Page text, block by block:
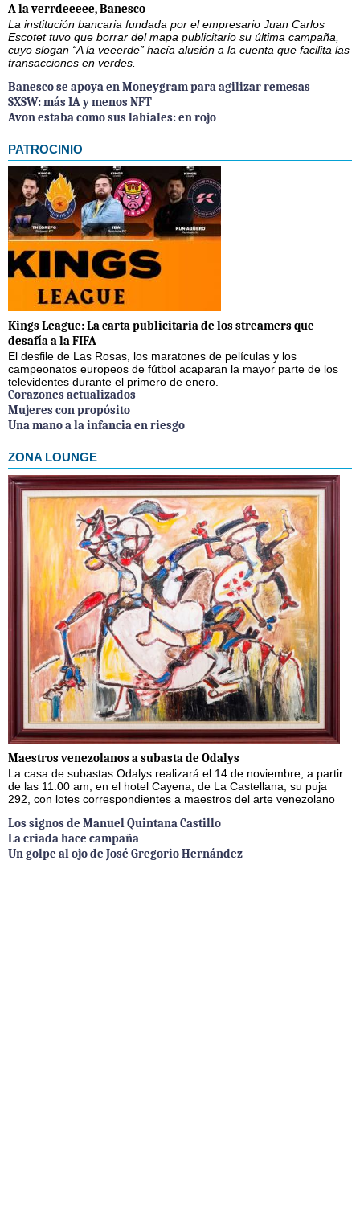
A la verrdeeeee, Banesco
La institución bancaria fundada por el empresario Juan Carlos
Escotet tuvo que borrar del mapa publicitario su última campaña,
cuyo slogan “A la veeerde” hacía alusión a la cuenta que facilita las
transacciones en verdes.
Banesco se apoya en Moneygram para agilizar remesas
SXSW: más IA y menos NFT
Avon estaba como sus labiales: en rojo
PATROCINIO
Kings League: La carta publicitaria de los streamers que
desafía a la FIFA
El desfile de Las Rosas, los maratones de películas y los
campeonatos europeos de fútbol acaparan la mayor parte de los
televidentes durante el primero de enero.
Corazones actualizados
Mujeres con propósito
Una mano a la infancia en riesgo
ZONA LOUNGE
Maestros venezolanos a subasta de Odalys
La casa de subastas Odalys realizará el 14 de noviembre, a partir
de las 11:00 am, en el hotel Cayena, de La Castellana, su puja
292, con lotes correspondientes a maestros del arte venezolano
Los signos de Manuel Quintana Castillo
La criada hace campaña
Un golpe al ojo de José Gregorio Hernández